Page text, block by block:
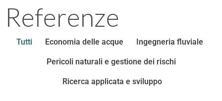
Referenze
Tutti Economia delle acque Ingegneria fluviale
Pericoli naturali e gestione dei rischi
Ricerca applicata e sviluppo